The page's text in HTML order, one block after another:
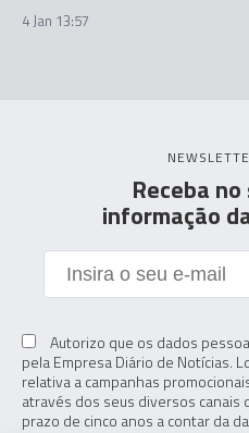
4 Jan 13:57
Receba
informação
Autorizo que os dados
pela Empresa Diário de Notícias.
relativa a campanhas
através dos seus diversos canais
prazo de cinco anos a contar da